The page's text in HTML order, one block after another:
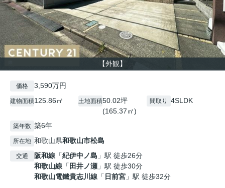
【外観】
価格 3,590万円
建物面積125.86㎡ 土地面積50.02坪
(165.37㎡)
間取り 4SLDK
築年数 築6年
所在地 和歌山県和歌山市松島
交通 阪和線 「紀伊中ノ島 」駅 徒歩26分
和歌山線 「 田井ノ瀬 」駅 徒歩30分
和歌山電鐵貴志川線 「 日前宮 」駅 徒歩32分